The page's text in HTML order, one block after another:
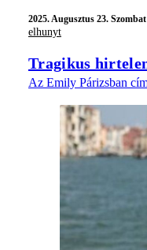
2025.Augusztus 23.
elhunyt
Tragikus
Az Emily Párizsban